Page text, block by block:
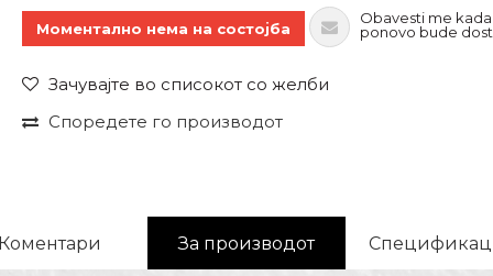
Моментално нема на состојба
Obavesti me
ponovo bude
Зачувајте во списокот со желби
Споредете го производот
За производот